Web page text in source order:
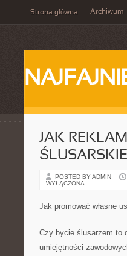
Strona główna Archiwum
JAK
POSTED BY ADMIN
WYŁĄCZONA
Jak promować własne
Czy bycie ślusarzem to
umiejętności